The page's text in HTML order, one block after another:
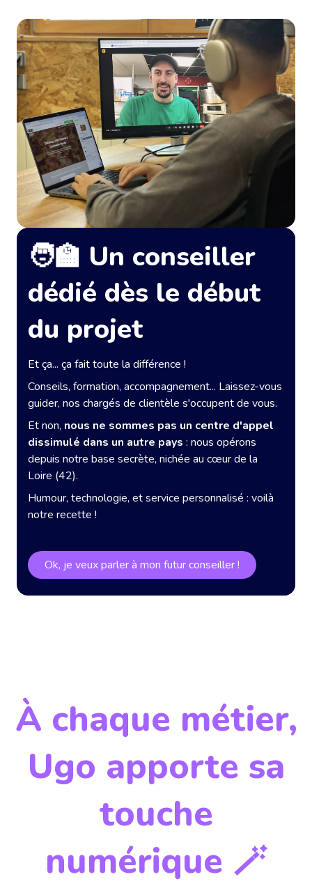
🧑‍🏫 Un conseiller
dédié dès le début
du projet
Et ça... ça fait toute la différence !
Conseils, formation, accompagnement... Laissez-vous
guider, nos chargés de clientèle s'occupent de vous.
Et non, nous ne sommes pas un centre d'appel
dissimulé dans un autre pays : nous opérons
depuis notre base secrète, nichée au cœur de la
Loire (42).
Humour, technologie, et service personnalisé : voilà
notre recette !
Ok, je veux parler à mon futur conseiller !
À chaque métier,
Ugo apporte sa
touche
numérique 🪄